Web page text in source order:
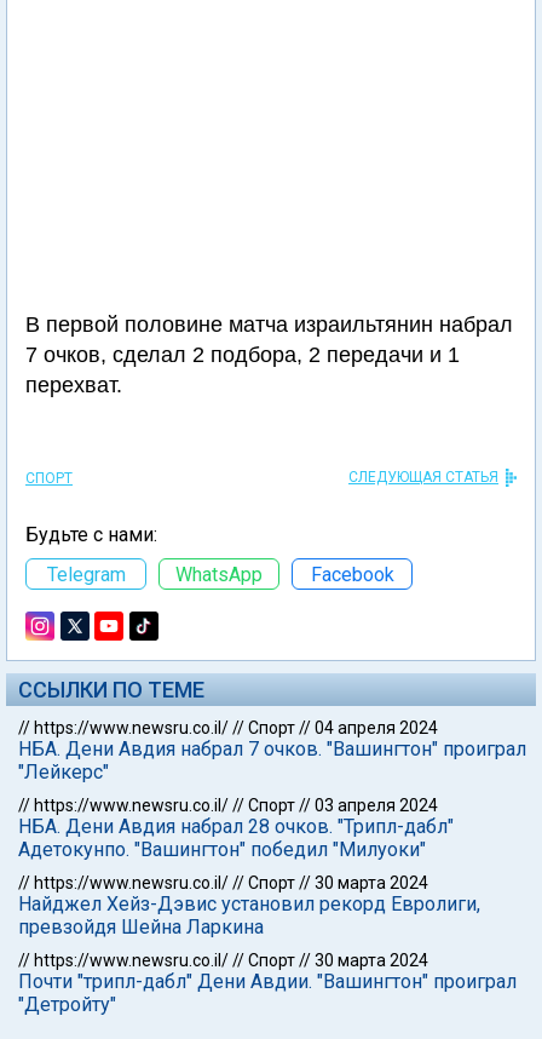
В первой половине матча израильтянин набрал
7 очков, сделал 2 подбора, 2 передачи и 1
перехват.
СПОРТ СЛЕДУЮЩАЯ СТАТЬЯ
Будьте с нами:
Telegram
WhatsApp Facebook
ССЫЛКИ ПО ТЕМЕ
// https://www.newsru.co.il///Спорт//04 апреля 2024
НБА. Дени Авдия набрал 7 очков. "Вашингтон" проиграл
"Лейкерс"
// https://www.newsru.co.il///Спорт//03 апреля 2024
НБА. Дени Авдия набрал 28 очков. "Трипл-дабл"
Адетокунпо. "Вашингтон" победил "Милуоки"
// https://www.newsru.co.il///Спорт//30 марта 2024
Найджел Хейз-Дэвис установил рекорд Евролиги,
превзойдя Шейна Ларкина
// https://www.newsru.co.il///Спорт//30 марта 2024
Почти "трипл-дабл" Дени Авдии. "Вашингтон" проиграл
"Детройту"